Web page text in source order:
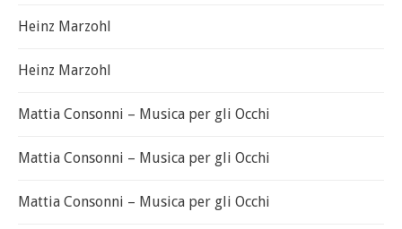
Heinz Marzohl
Heinz Marzohl
Mattia Consonni – Musica per gli Occhi
Mattia Consonni – Musica per gli Occhi
Mattia Consonni – Musica per gli Occhi